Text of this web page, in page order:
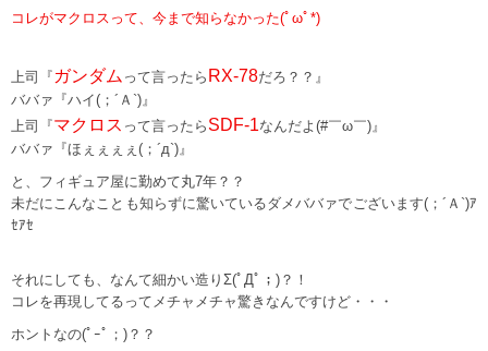
コレがマクロスって、今まで知らなかった(ﾟωﾟ*)
上司『 ガンダム って言ったら RX-78だろ？？』
ババァ『ハイ(；´Ａ`)』
上司『マクロス って言ったら SDF-1なんだよ(#￣ω￣)』
ババァ『ほぇぇぇぇ(；´д`)』
と、フィギュア屋に勤めて丸7年？？
未だにこんなことも知らずに驚いているダメババァでございます(；´Ａ`)ｱ
ｾｱｾ
それにしても、なんて細かい造りΣ(ﾟДﾟ；)？！
コレを再現してるってメチャメチャ驚きなんですけど・・・
ホントなの(ﾟｰﾟ；)？？